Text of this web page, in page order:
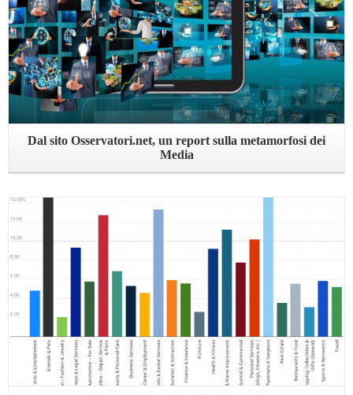
Dal sito Osservatori.net, un report sulla metamorfosi dei
Media